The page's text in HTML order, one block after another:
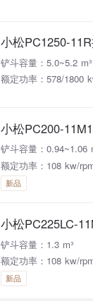
小松PC1250-
铲斗容量：5.0~5.2 m³
额定功率：578/1800
小松PC200-
铲斗容量：0.94~1.06
额定功率：108 kw/
新品
小松PC225LC-
铲斗容量：1.3 m³
额定功率：108 kw/
新品